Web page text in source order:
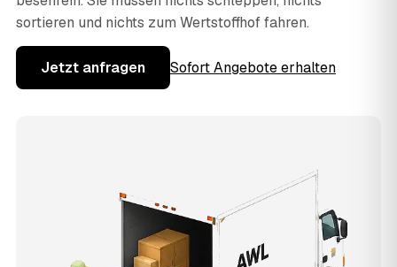
sortieren und nichts zum Wertstoffhof fahren.
Jetzt anfragen Sofort Angebote erhalten